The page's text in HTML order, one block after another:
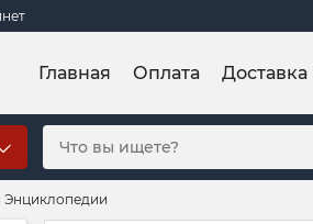
Главная Оплата Доставка
Энциклопедии